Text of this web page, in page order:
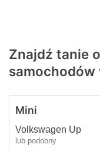
Znajdź tanie
samochodów
Mini
Volkswagen Up
lub podobny